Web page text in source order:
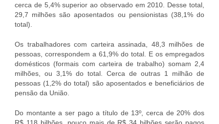
cerca de 5,4% superior ao observado em 2010. Desse total,
29,7 milhões são aposentados ou pensionistas (38,1% do
total).
Os trabalhadores com carteira assinada, 48,3 milhões de
pessoas, correspondem a 61,9% do total. E os empregados
domésticos (formais com carteira de trabalho) somam 2,4
milhões, ou 3,1% do total. Cerca de outras 1 milhão de
pessoas (1,2% do total) são aposentados e beneficiários de
pensão da União.
Do montante a ser pago a título de 13º, cerca de 20% dos